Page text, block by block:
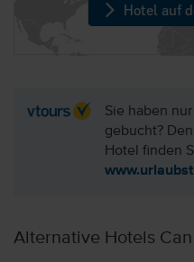
Hotel auf
Sie haben
gebucht?
Hotel finden
Alternative Hotels